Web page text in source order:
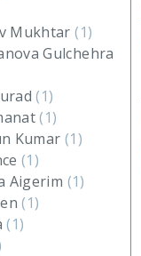
Mukhtar(1)
Gulchehra
(1)
(1)
Kumar (1)
(1)
Aigerim (1)
(1)
(1)